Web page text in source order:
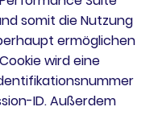
somit die Nutzung
ermöglichen
wird eine
ID. Außerdem